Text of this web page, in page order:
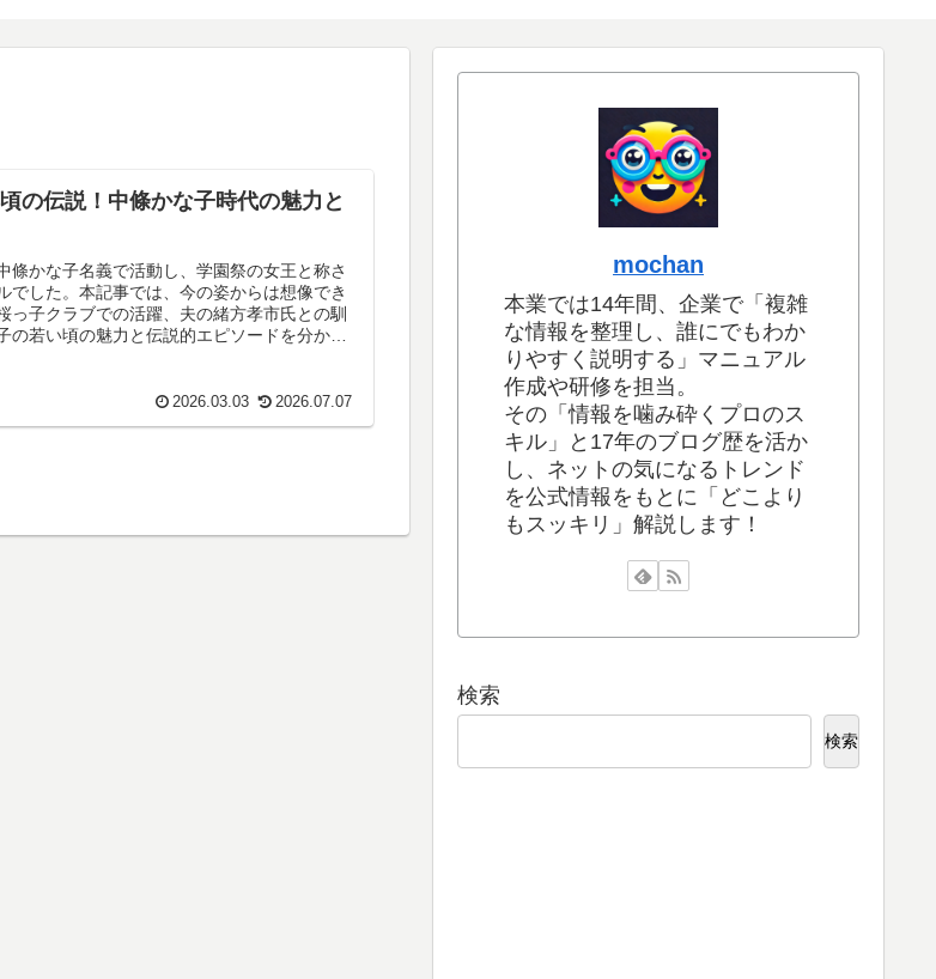
の伝説！中條かな子時代の魅力と
條かな子名義で活動し、学園祭の女王と称さ
でした。本記事では、今の姿からは想像でき
っ子クラブでの活躍、夫の緒方孝市氏との馴
の若い頃の魅力と伝説的エピソードを分かり
2026.03.03 2026.07.07
mochan
本業では14年間、企業で「複雑
な情報を整理し、誰にでもわか
りやすく説明する」マニュアル
作成や研修を担当。
その「情報を噛み砕くプロのス
キル」と17年のブログ歴を活か
し、ネットの気になるトレンド
を公式情報をもとに「どこより
もスッキリ」解説します！
検索
検索